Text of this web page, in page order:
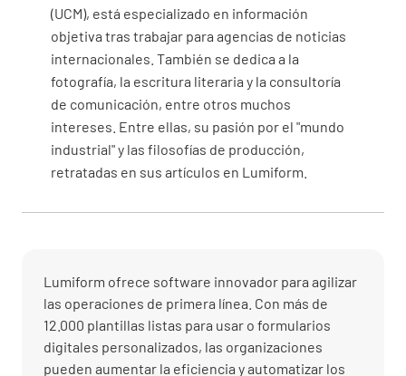
(UCM), está especializado en información
objetiva tras trabajar para agencias de noticias
internacionales. También se dedica a la
fotografía, la escritura literaria y la consultoría
de comunicación, entre otros muchos
intereses. Entre ellas, su pasión por el "mundo
industrial" y las filosofías de producción,
retratadas en sus artículos en Lumiform.
Lumiform ofrece software innovador para agilizar
las operaciones de primera línea. Con más de
12.000 plantillas listas para usar o formularios
digitales personalizados, las organizaciones
pueden aumentar la eficiencia y automatizar los